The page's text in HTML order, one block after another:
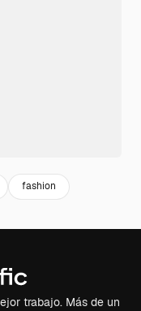
fashion
trabajo. Más de un